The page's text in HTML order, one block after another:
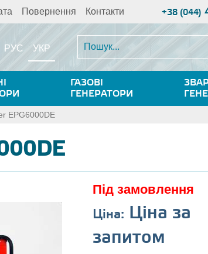
Повернення Контакти +38 (044)
РУС УКР
ГАЗОВІ
ГЕНЕРАТОРИ
EPG6000DE
Під замовлення
Ціна: Ціна за
запитом